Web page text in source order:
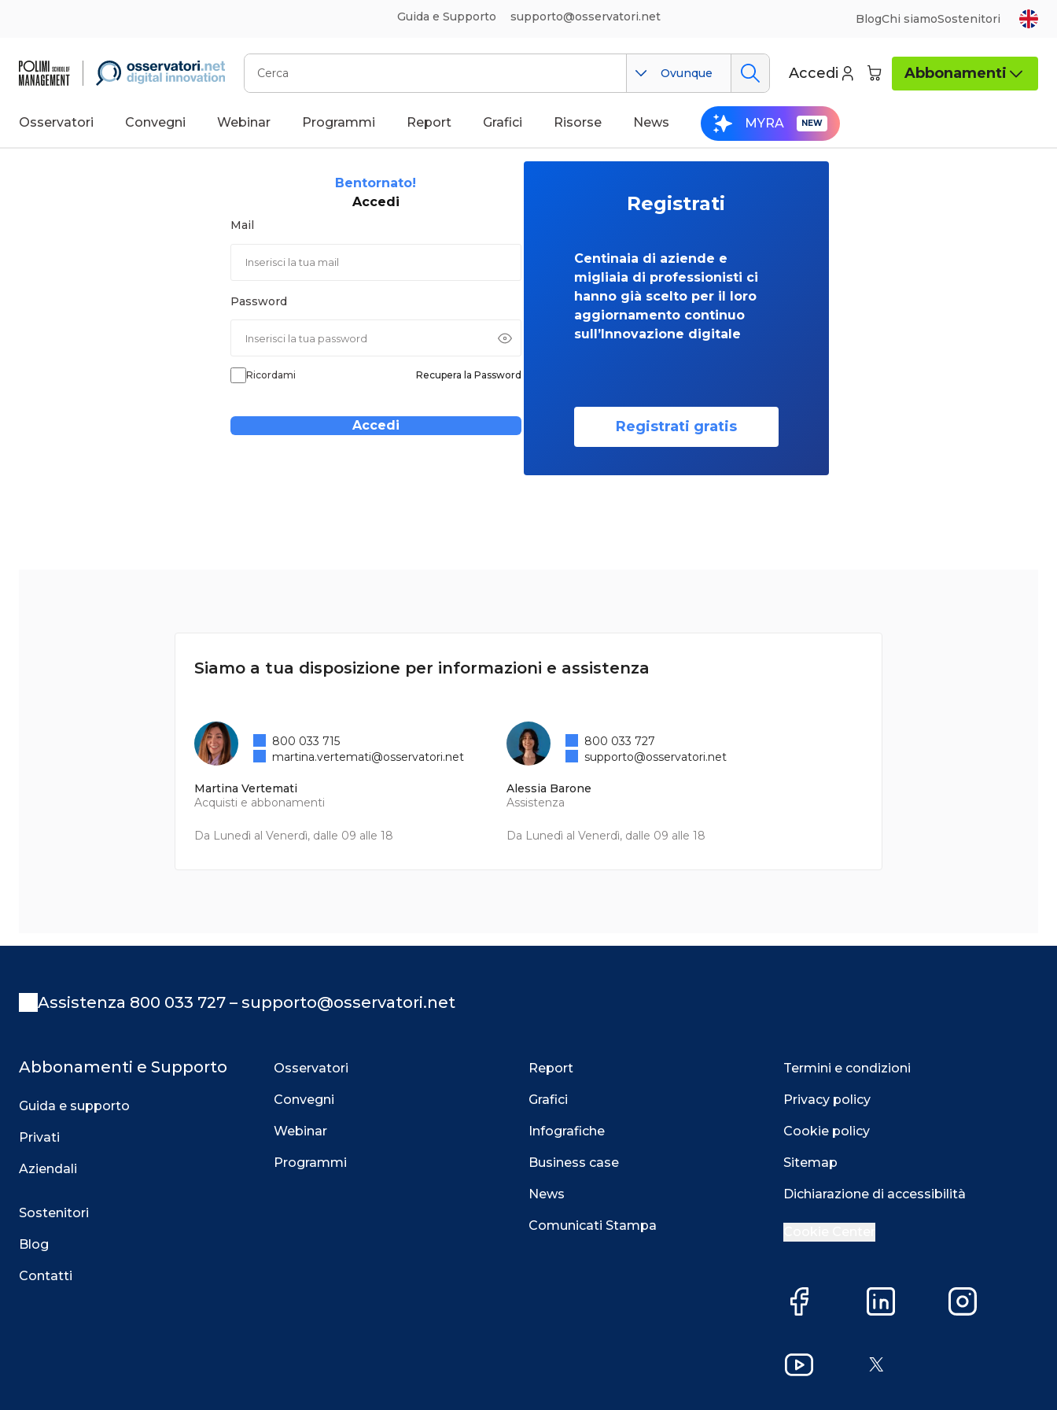
Guida e Supporto supporto@osservatori.net BlogChi siamoSostenitori
Cerca
Ovunque Accedi Abbonamenti
Osservatori Convegni Webinar Programmi Report Grafici Risorse News MYRA
Bentornato!
Accedi
Mail
Password
Ricordami Recupera la Password
Accedi
Registrati
Centinaia di aziende e
migliaia di professionisti ci
hanno già scelto per il loro
aggiornamento continuo
sull’Innovazione digitale
Registrati gratis
Siamo a tua disposizione per informazioni e assistenza
Martina Vertemati
Acquisti e abbonamenti
Da Lunedì al Venerdì, dalle 09 alle 18
800 033 715
martina.vertemati@osservatori.net
Alessia Barone
Assistenza
Da Lunedì al Venerdì, dalle 09 alle 18
800 033 727
supporto@osservatori.net
Assistenza 800 033 727 – supporto@osservatori.net
Abbonamenti e Supporto
Guida e supporto
Privati
Aziendali
Sostenitori
Blog
Contatti
Osservatori
Convegni
Webinar
Programmi
Report
Grafici
Infografiche
Business case
News
Comunicati Stampa
Termini e condizioni
Privacy policy
Cookie policy
Sitemap
Dichiarazione di accessibilità
Facebook LinkedIn Instagram
YouTube X
Accetta Più opzioni